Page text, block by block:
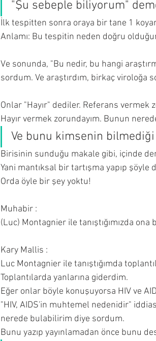
"Şu sebeple biliyorum"
İlk tespitten sonra oraya bir tane 1
Anlamı: Bu tespitin neden doğru
Ve sonunda, "Bu nedir, bu hangi
sordum. Ve araştırdım, birkaç viroloğa
Onlar "Hayır" dediler. Referans vermek
Hayır vermek zorundayım. Bunun
Ve bunu kimsenin bilmediği
Birisinin sunduğu makale gibi, içinde
Yani mantıksal bir tartışma yapıp
Orda öyle bir şey yoktu!
Muhabir :
(Luc) Montagnier ile tanıştığımızda
Kary Mallis :
Luc Montagnier ile tanıştığımda
Toplantılarda yanlarına giderdim.
Eğer onlar böyle konuşuyorsa HIV ve
"HIV, AIDS'in muhtemel nedenidir"
nerede bulabilirim diye sordum.
Bunu yazıp yayınlamadan önce bunu